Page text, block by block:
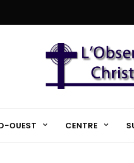
OUEST CENTRE